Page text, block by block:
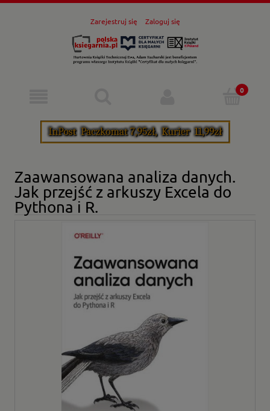
Zarejestruj się Zaloguj się
Zaawansowana analiza danych.
Jak przejść z arkuszy Excela do
Pythona i R.